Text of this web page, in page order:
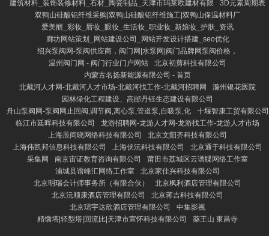
建筑材料_装饰装修材料_石材_陶瓷制品_天津市玛莱欧建材有限
3D元素周期表
双鸭山硅酸铝纤维采购|双鸭山硅酸铝纤维施工|双鸭山保温材料厂
爱美丽_彩妆_唇妆_眼妆_生活妆_职业妆_新娘妆_护肤_资讯
廊坊网站策划_网站建设公司_网站开发设计搭建_seo优化
绍兴泵阀网-泵阀供应商，阀门网|水泵网|阀门品牌网泵阀价格，
温州阀门网 - 阀门行业门户网站
北京初剪科技有限公司
内蒙古名扬新能源有限公司 - 首页
北戴河人才网-北戴河人才市场-北戴河找工作-北戴河招聘网
滁州银花医院
园林绿化工程建设、高邮丹钰生态建设有限公司
舟山泵阀网-泵阀网止回阀,调节阀,离心泵,管道泵,自吸泵,化
十堰智康工贸有限公司
临江市廷晖科技有限公司
龙游招聘网-龙游人才网-龙游找工作-龙游人才市场
上海辰间晓网络科技有限公司
北京文阳齐科技有限公司
上海伟凯邦信息科技有限公司
上海伏沅科技有限公司
北京通于科技有限公司
采集网
南京宙证教育咨询有限公司
莆田市荔城区云谱牒网络工作室
浦城县谱峰汇网络工作室
北京家佳兴科技有限公司
北京明瑞会计师事务所（有限合伙）
北京枫利酒店管理有限公司
北京沅顺康酒店管理有限公司
北京蒋吉科技有限公司
北京珺宇达欣酒店管理有限公司
中集影视
精馏塔|轻型塔|回流比|天津市宣怀科技有限公司
薬王山 東昌寺